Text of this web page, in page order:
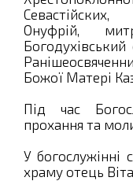
Онуфрій,
Божої Матері
Під час
прохання та
У богослужінні
храму отець